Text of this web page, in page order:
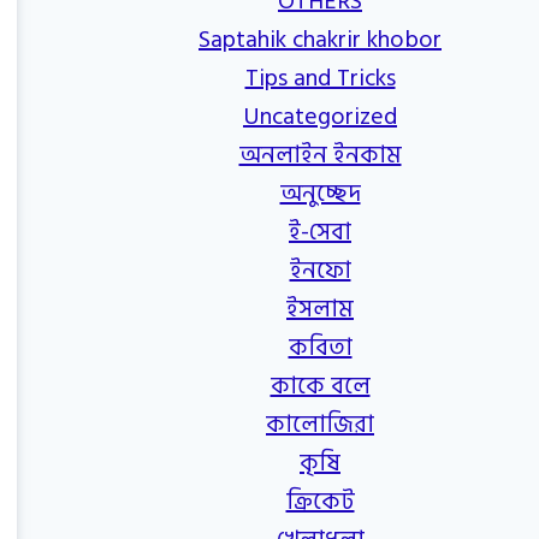
Saptahik chakrir khobor
Tips and Tricks
Uncategorized
অনলাইন ইনকাম
অনুচ্ছেদ
ই-সেবা
ইনফো
ইসলাম
কবিতা
কাকে বলে
কালোজিরা
কৃষি
ক্রিকেট